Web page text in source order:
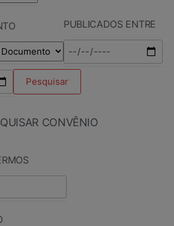
PUBLICADOS ENTRE
CONVÊNIO